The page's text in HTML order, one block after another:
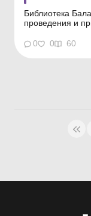
Библиотека
проведения и
задолженности,
0 0 60